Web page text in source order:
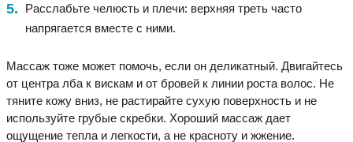
Расслабьте челюсть и плечи: верхняя треть часто
напрягается вместе с ними.
Массаж тоже может помочь, если он деликатный. Двигайтесь
от центра лба к вискам и от бровей к линии роста волос. Не
тяните кожу вниз, не растирайте сухую поверхность и не
используйте грубые скребки. Хороший массаж дает
ощущение тепла и легкости, а не красноту и жжение.